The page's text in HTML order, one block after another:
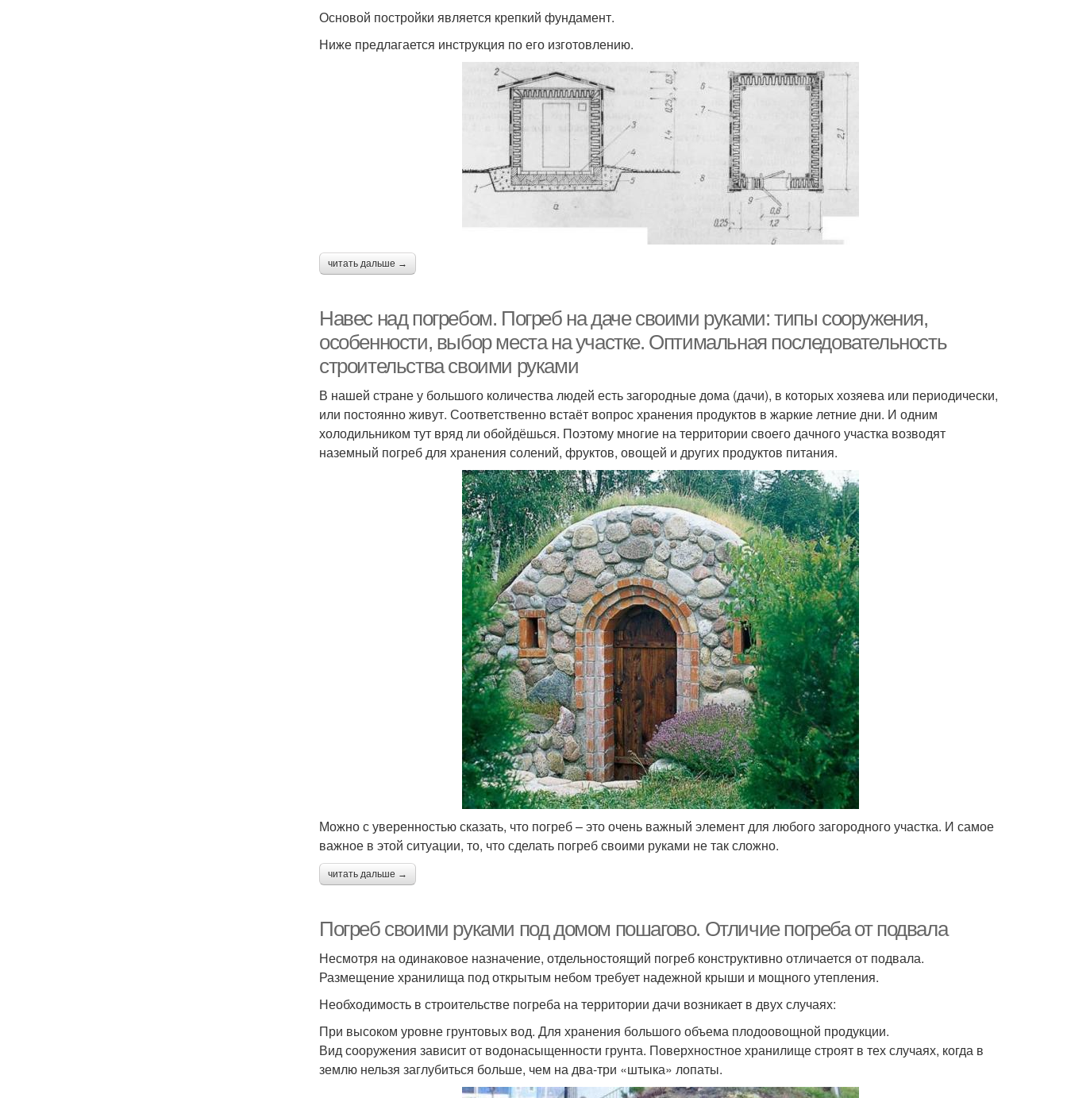
Основой постройки является крепкий фундамент.
Ниже предлагается инструкция по его изготовлению.
читать дальше →
Навес над погребом. Погреб на даче своими руками: типы сооружения,
особенности, выбор места на участке. Оптимальная последовательность
строительства своими руками
В нашей стране у большого количества людей есть загородные дома (дачи), в которых хозяева или периодически,
или постоянно живут. Соответственно встаёт вопрос хранения продуктов в жаркие летние дни. И одним
холодильником тут вряд ли обойдёшься. Поэтому многие на территории своего дачного участка возводят
наземный погреб для хранения солений, фруктов, овощей и других продуктов питания.
Можно с уверенностью сказать, что погреб – это очень важный элемент для любого загородного участка. И самое
важное в этой ситуации, то, что сделать погреб своими руками не так сложно.
читать дальше →
Погреб своими руками под домом пошагово. Отличие погреба от подвала
Несмотря на одинаковое назначение, отдельностоящий погреб конструктивно отличается от подвала.
Размещение хранилища под открытым небом требует надежной крыши и мощного утепления.
Необходимость в строительстве погреба на территории дачи возникает в двух случаях:
При высоком уровне грунтовых вод. Для хранения большого объема плодоовощной продукции.
Вид сооружения зависит от водонасыщенности грунта. Поверхностное хранилище строят в тех случаях, когда в
землю нельзя заглубиться больше, чем на два-три «штыка» лопаты.